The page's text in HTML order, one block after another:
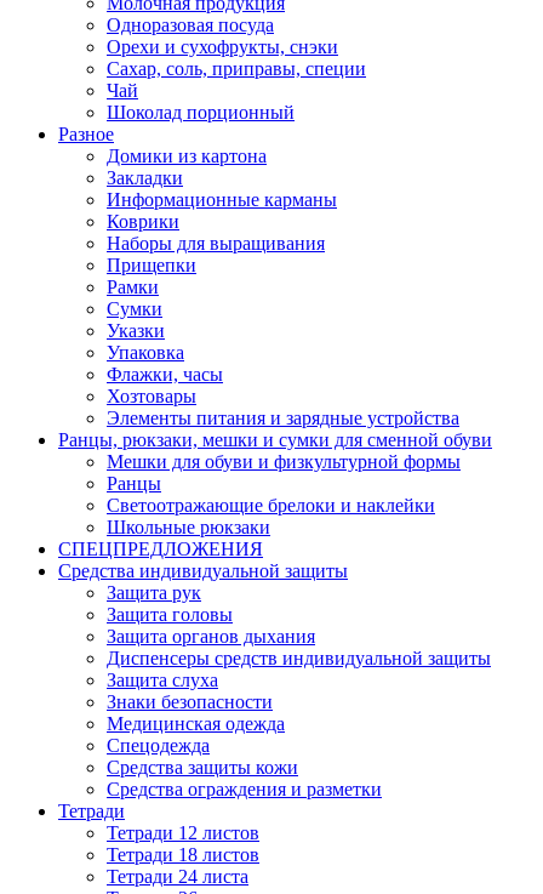
Одноразовая посуда
Орехи и сухофрукты, снэки
Сахар, соль, приправы, специи
Чай
Шоколад порционный
Разное
Домики из картона
Закладки
Информационные карманы
Коврики
Наборы для выращивания
Прищепки
Рамки
Сумки
Указки
Упаковка
Флажки, часы
Хозтовары
Элементы питания и зарядные устройства
Ранцы, рюкзаки, мешки и сумки для сменной обуви
Мешки для обуви и физкультурной формы
Ранцы
Светоотражающие брелоки и наклейки
Школьные рюкзаки
СПЕЦПРЕДЛОЖЕНИЯ
Средства индивидуальной защиты
Защита рук
Защита головы
Защита органов дыхания
Диспенсеры средств индивидуальной защиты
Защита слуха
Знаки безопасности
Медицинская одежда
Спецодежда
Средства защиты кожи
Средства ограждения и разметки
Тетради
Тетради 12 листов
Тетради 18 листов
Тетради 24 листа